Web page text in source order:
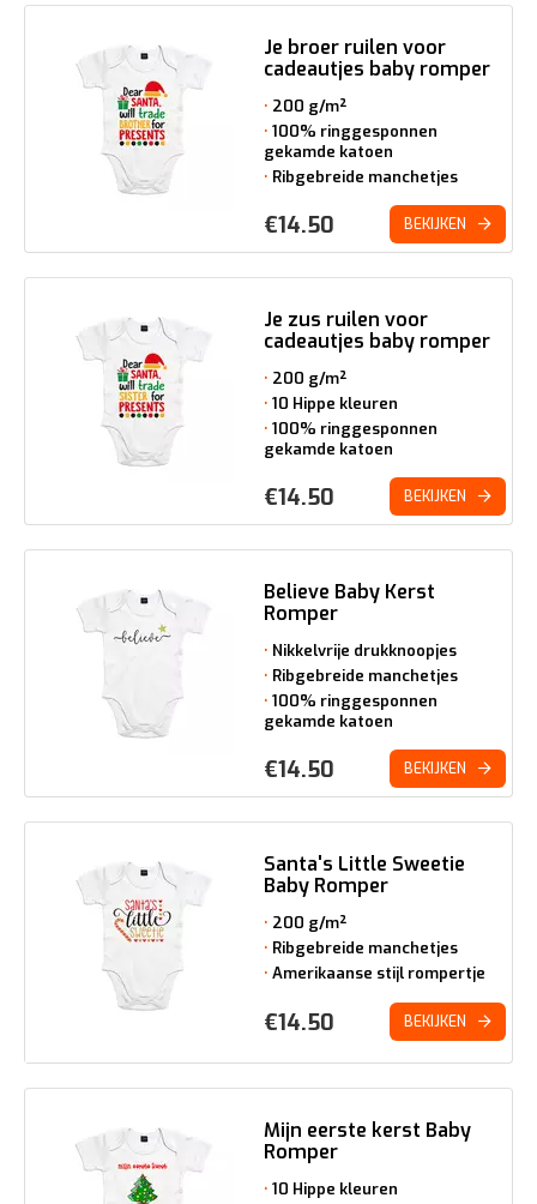
Je broer ruilen voor
cadeautjes baby romper
200 g/m²
100% ringgesponnen
gekamde katoen
Ribgebreide manchetjes
€14.50 BEKIJKEN
Je zus ruilen voor
cadeautjes baby romper
200 g/m²
10 Hippe kleuren
100% ringgesponnen
gekamde katoen
€14.50 BEKIJKEN
Believe Baby Kerst
Romper
Nikkelvrije drukknoopjes
Ribgebreide manchetjes
100% ringgesponnen
gekamde katoen
€14.50 BEKIJKEN
Santa's Little Sweetie
Baby Romper
200 g/m²
Ribgebreide manchetjes
Amerikaanse stijl rompertje
€14.50 BEKIJKEN
Mijn eerste kerst Baby
Romper
10 Hippe kleuren